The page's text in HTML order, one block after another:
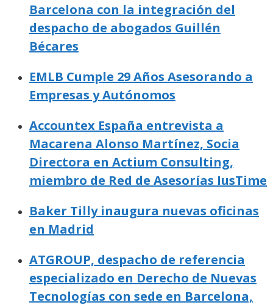
Barcelona con la integración del
despacho de abogados Guillén
Bécares
EMLB Cumple 29 Años Asesorando a
Empresas y Autónomos
Accountex España entrevista a
Macarena Alonso Martínez, Socia
Directora en Actium Consulting,
miembro de Red de Asesorías IusTime
Baker Tilly inaugura nuevas oficinas
en Madrid
ATGROUP, despacho de referencia
especializado en Derecho de Nuevas
Tecnologías con sede en Barcelona,